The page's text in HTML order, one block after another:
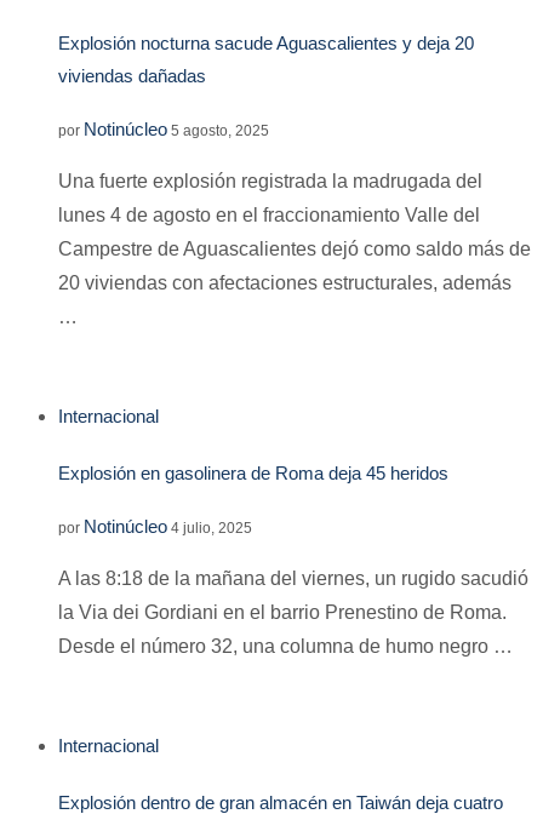
Explosión nocturna sacude Aguascalientes y deja 20
viviendas dañadas
por Notinúcleo 5 agosto, 2025
Una fuerte explosión registrada la madrugada del
lunes 4 de agosto en el fraccionamiento Valle del
Campestre de Aguascalientes dejó como saldo más de
20 viviendas con afectaciones estructurales, además
…
Internacional
Explosión en gasolinera de Roma deja 45 heridos
por Notinúcleo 4 julio, 2025
A las 8:18 de la mañana del viernes, un rugido sacudió
la Via dei Gordiani en el barrio Prenestino de Roma.
Desde el número 32, una columna de humo negro …
Internacional
Explosión dentro de gran almacén en Taiwán deja cuatro